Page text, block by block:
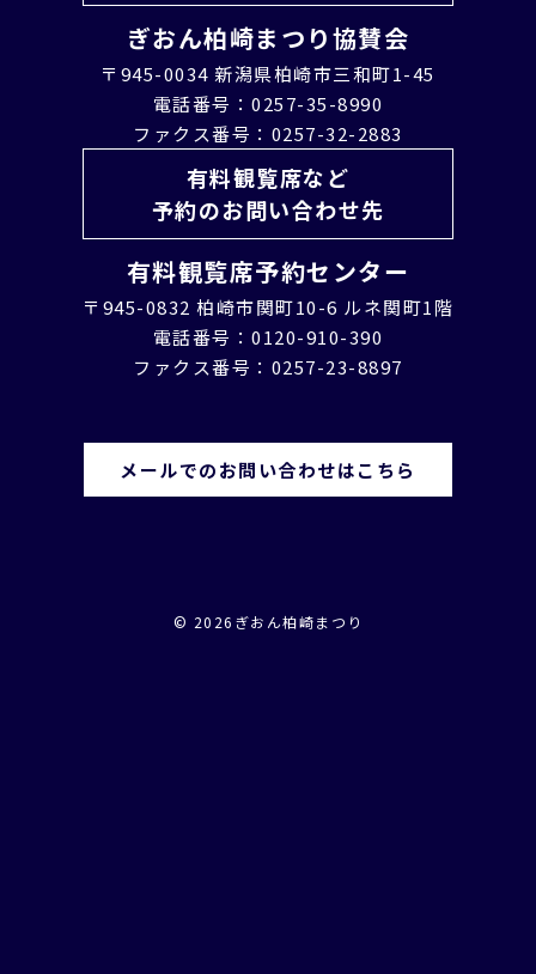
ぎおん柏崎まつり協賛会
〒945-0034 新潟県柏崎市三和町1-45
電話番号：0257-35-8990
ファクス番号：0257-32-2883
有料観覧席など
予約のお問い合わせ先
有料観覧席予約センター
〒945-0832 柏崎市関町10-6 ルネ関町1階
電話番号：0120-910-390
ファクス番号：0257-23-8897
メールでのお問い合わせはこちら
© 2026ぎおん柏崎まつり